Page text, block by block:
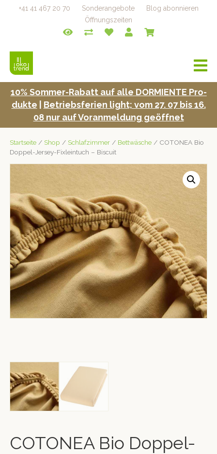
+41 41 467 20 70 Sonderangebote
Blog abonnieren
Öffnungszeiten
a
v
i
10% Som­mer-Rabatt auf alle DORMIENTE Pro­
duk­te
Betrieb­s­fe­rien light; vom 27. 07 bis 16.
08 nur auf Voran­mel­dung geöffnet
Startseite / Shop / Schlafzimmer / Bettwäsche / COTONEA Bio
Doppel-Jersey-Fixleintuch – Biscuit
COTONEA Bio Doppel-